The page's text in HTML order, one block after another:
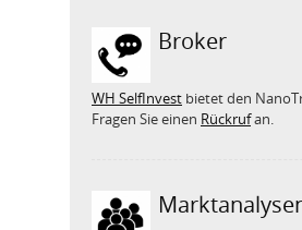
Broker
WH SelfInvest bietet den
Fragen Sie einen Rückrufan.